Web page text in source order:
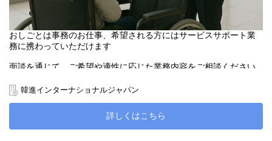
おしごとは事務のお仕事、希望される方にはサービスサポート業
務に携わっていただけます
面談を通じて、ご希望や適性に応じた業務内容をご相談ください
●主なしごと内容
・スタッフ管理に関するデータ入力
・メール対応や書類整理などの庶務業務
・（希望者）お客様の列の整理やご案内
韓進インターナショナルジャパン
詳しくはこちら